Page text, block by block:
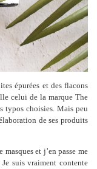
épurées et des flacons
celui de la marque The
typos choisies. Mais peu
de ses produits
et j’en passe me
suis vraiment contente